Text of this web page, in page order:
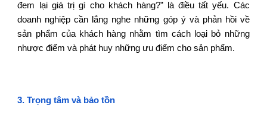
đem lại giá trị gì cho khách hàng?” là điều tất yếu. Các
doanh nghiệp cần lắng nghe những góp ý và phản hồi về
sản phẩm của khách hàng nhằm tìm cách loại bỏ những
nhược điểm và phát huy những ưu điểm cho sản phẩm.
3.Trọng tâm và bảo tồn